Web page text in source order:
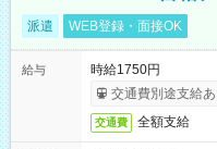
派遣 WEB登録・面接OK
給与
時給1750円
交通費別途支給あ
交通費 全額支給